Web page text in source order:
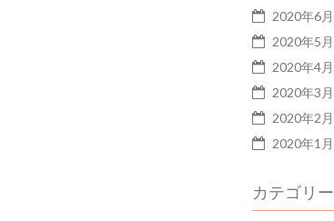
2020年6月
2020年5月
2020年4月
2020年3月
2020年2月
2020年1月
カテゴリー